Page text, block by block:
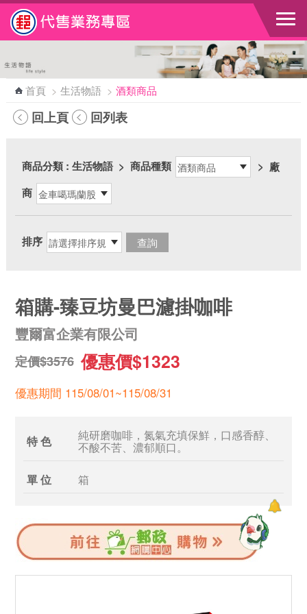
跳到主要內容區塊
首頁 > 生活物語 > 酒類商品
回上頁 回列表
商品分類: 生活物語 > 商品種類 > 廠
商
排序
箱購-臻豆坊曼巴濾掛咖啡
豐爾富企業有限公司
定價$3576 優惠價$1323
優惠期間 115/08/01~115/08/31
特 色 純研磨咖啡，氮氣充填保鮮，口感香醇、
不酸不苦、濃郁順口。
單 位 箱